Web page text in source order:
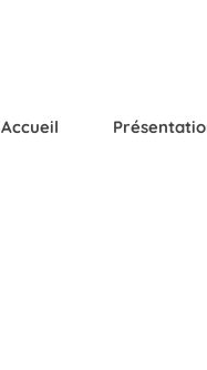
Accueil